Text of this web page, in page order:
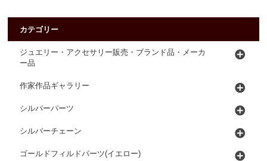
カテゴリー
ジュエリー・アクセサリー販売・ブランド品・メーカ
ー品
作家作品ギャラリー
シルバーパーツ
シルバーチェーン
ゴールドフィルドパーツ(イエロー)